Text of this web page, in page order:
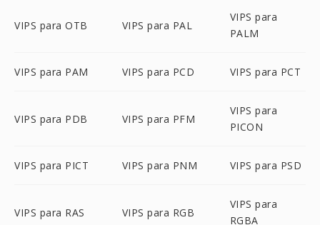
VIPS para OTB VIPS para PAL
VIPS para
PALM
VIPS para PAM VIPS para PCD VIPS para PCT
VIPS para PDB VIPS para PFM
VIPS para
PICON
VIPS para PICT VIPS para PNM VIPS para PSD
VIPS para RAS VIPS para RGB
VIPS para
RGBA